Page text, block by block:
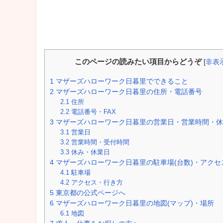
このページの読みたい項目からどうぞ [非表
1 マザーズハローワーク日暮里でできること
2 マザーズハローワーク日暮里の住所・電話番号
2.1 住所
2.2 電話番号・FAX
3 マザーズハローワーク日暮里の営業日・営業時間・
3.1 営業日
3.2 営業時間・受付時間
3.3 休み・休業日
4 マザーズハローワーク日暮里の駐車場(台数)・アクセ
4.1 駐車場
4.2 アクセス・行き方
5 東京都の公式ページへ
6 マザーズハローワーク日暮里の地図(マップ)・場所
6.1 地図